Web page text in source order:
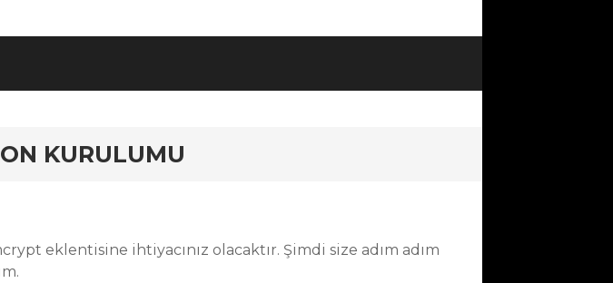
KURULUMU
eklentisine ihtiyacınız olacaktır. Şimdi size adım adım